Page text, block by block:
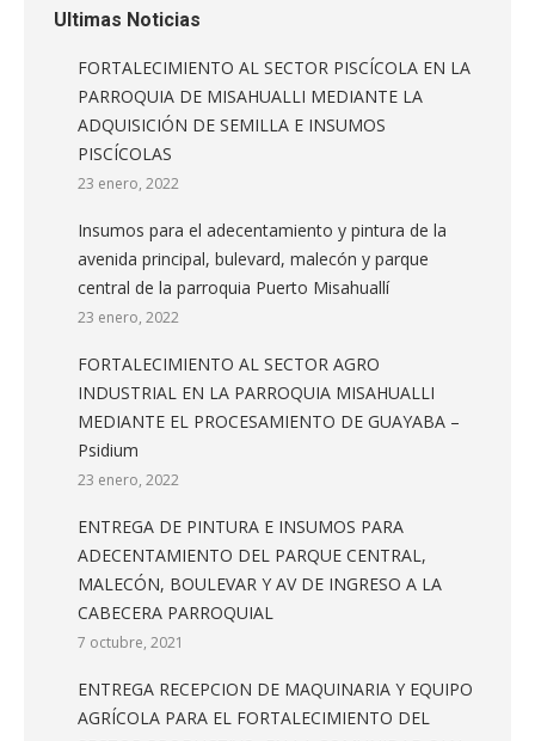
Ultimas Noticias
FORTALECIMIENTO AL SECTOR PISCÍCOLA EN LA
PARROQUIA DE MISAHUALLI MEDIANTE LA
ADQUISICIÓN DE SEMILLA E INSUMOS
PISCÍCOLAS
23 enero, 2022
Insumos para el adecentamiento y pintura de la
avenida principal, bulevard, malecón y parque
central de la parroquia Puerto Misahuallí
23 enero, 2022
FORTALECIMIENTO AL SECTOR AGRO
INDUSTRIAL EN LA PARROQUIA MISAHUALLI
MEDIANTE EL PROCESAMIENTO DE GUAYABA –
Psidium
23 enero, 2022
ENTREGA DE PINTURA E INSUMOS PARA
ADECENTAMIENTO DEL PARQUE CENTRAL,
MALECÓN, BOULEVAR Y AV DE INGRESO A LA
CABECERA PARROQUIAL
7 octubre, 2021
ENTREGA RECEPCION DE MAQUINARIA Y EQUIPO
AGRÍCOLA PARA EL FORTALECIMIENTO DEL